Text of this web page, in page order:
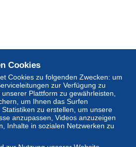
Cookies
Cookies zu folgenden Zwecken: um
zur Verfügung zu
Plattform zu gewährleisten,
um Ihnen das Surfen
zu erstellen, um unsere
anzupassen, Videos anzuzeigen
Inhalte in sozialen Netzwerken zu